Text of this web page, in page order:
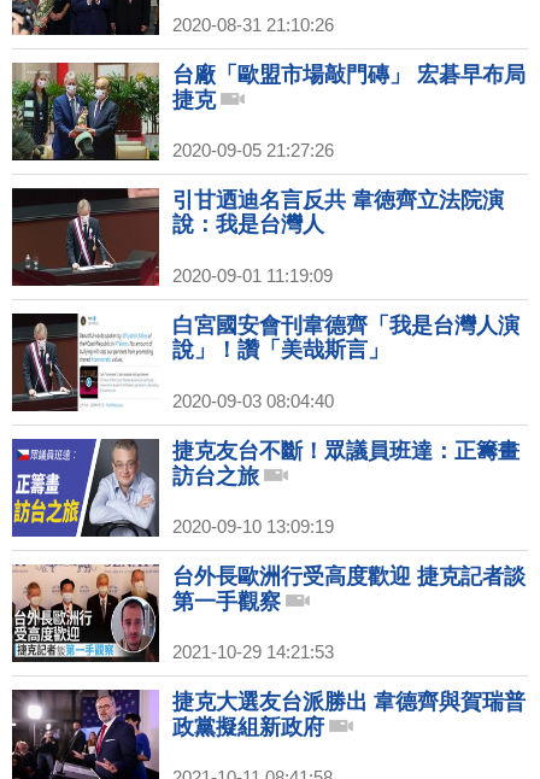
2020-08-31 21:10:26
台廠「歐盟市場敲門磚」 宏碁早布局
捷克
2020-09-05 21:27:26
引甘迺迪名言反共 韋徳齊立法院演
說：我是台灣人
2020-09-01 11:19:09
白宮國安會刊韋德齊「我是台灣人演
說」！讚「美哉斯言」
2020-09-03 08:04:40
捷克友台不斷！眾議員班達：正籌畫
訪台之旅
2020-09-10 13:09:19
台外長歐洲行受高度歡迎 捷克記者談
第一手觀察
2021-10-29 14:21:53
捷克大選友台派勝出 韋德齊與賀瑞普
政黨擬組新政府